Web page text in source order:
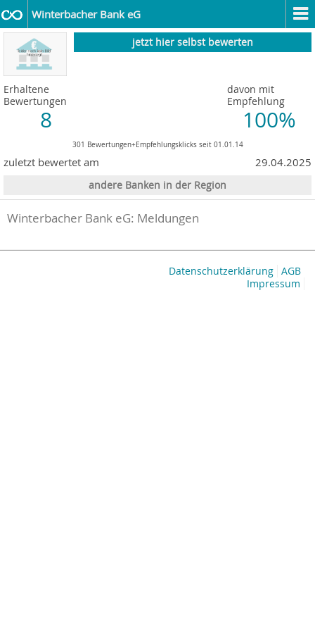
Winterbacher Bank eG
jetzt hier selbst bewerten
Erhaltene
Bewertungen
8
davon mit
Empfehlung
100%
301 Bewertungen+Empfehlungsklicks seit 01.01.14
zuletzt bewertet am 29.04.2025
andere Banken in der Region
Winterbacher Bank eG: Meldungen
AGB
Datenschutzerklärung
Impressum